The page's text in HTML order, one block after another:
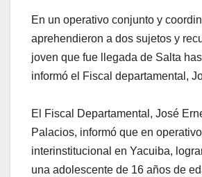
En un operativo conjunto y
aprehendieron a dos sujetos y
joven que fue llegada de Salta
informó el Fiscal departamental,
El Fiscal Departamental, José
Palacios, informó que en operativo
interinstitucional en Yacuiba,
una adolescente de 16 años de